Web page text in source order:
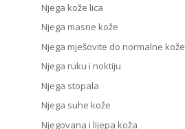
Njega kože lica
Njega masne kože
Njega mješovite do normalne kože
Njega ruku i noktiju
Njega stopala
Njega suhe kože
Njegovana i lijepa koža